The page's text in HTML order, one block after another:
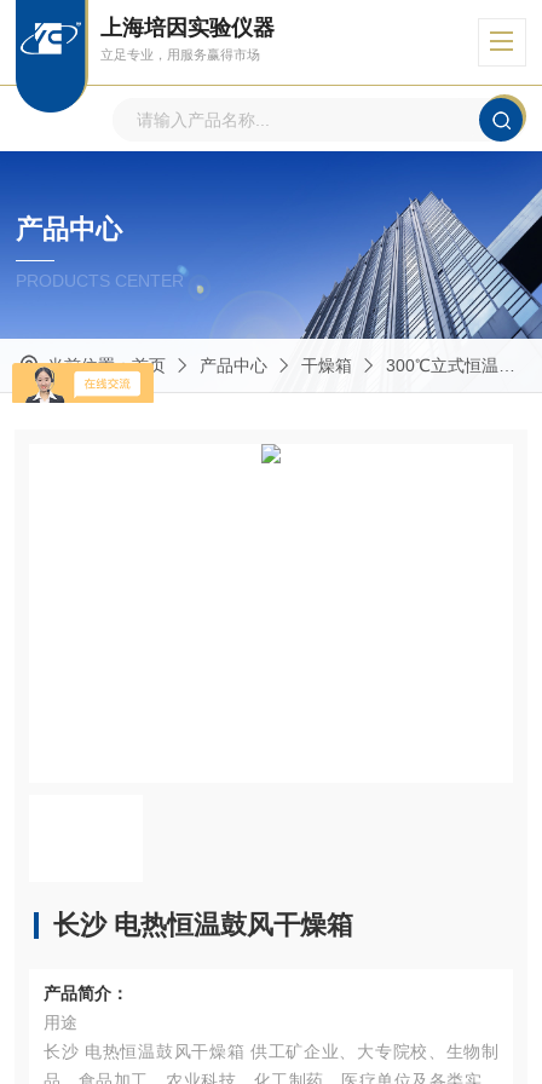
上海培因实验仪器
立足专业，用服务赢得市场
产品中心
PRODUCTS CENTER
当前位置：首页 产品中心 干燥箱 300℃立式恒温鼓风干燥箱
长沙 电热恒温鼓风干燥箱
产品简介：
用途
长沙 电热恒温鼓风干燥箱 供工矿企业、大专院校、生物制